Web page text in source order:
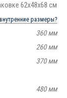
62х48х68 см
размеры?
360 мм
260 мм
370 мм
480 мм